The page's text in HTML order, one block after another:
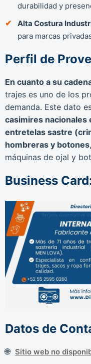
durabilidad y
Alta Costura
para marcas
Perfil de
En cuanto a su
trajes es uno de los
demanda. Este dato
casimires nacionales
entretelas sastre
hombreras y botones
máquinas de ojal y
Business
Datos de
Sitio web no